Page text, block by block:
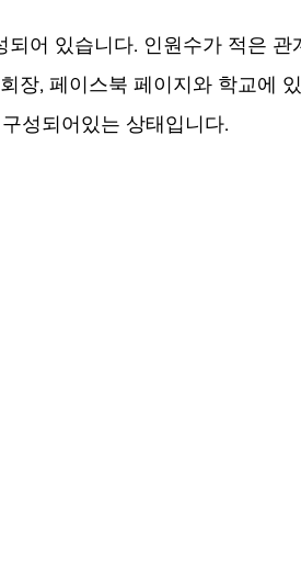
어 있습니다. 인원수가 적은 관
장, 페이스북 페이지와 학교에
성되어있는 상태입니다.